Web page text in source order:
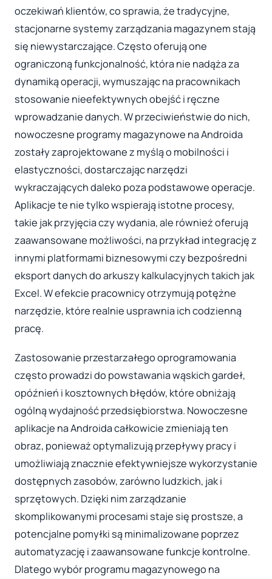
oczekiwań klientów, co sprawia, że tradycyjne,
stacjonarne systemy zarządzania magazynem stają
się niewystarczające. Często oferują one
ograniczoną funkcjonalność, która nie nadąża za
dynamiką operacji, wymuszając na pracownikach
stosowanie nieefektywnych obejść i ręczne
wprowadzanie danych. W przeciwieństwie do nich,
nowoczesne programy magazynowe na Androida
zostały zaprojektowane z myślą o mobilności i
elastyczności, dostarczając narzędzi
wykraczających daleko poza podstawowe operacje.
Aplikacje te nie tylko wspierają istotne procesy,
takie jak przyjęcia czy wydania, ale również oferują
zaawansowane możliwości, na przykład integrację z
innymi platformami biznesowymi czy bezpośredni
eksport danych do arkuszy kalkulacyjnych takich jak
Excel. W efekcie pracownicy otrzymują potężne
narzędzie, które realnie usprawnia ich codzienną
pracę.
Zastosowanie przestarzałego oprogramowania
często prowadzi do powstawania wąskich gardeł,
opóźnień i kosztownych błędów, które obniżają
ogólną wydajność przedsiębiorstwa. Nowoczesne
aplikacje na Androida całkowicie zmieniają ten
obraz, ponieważ optymalizują przepływy pracy i
umożliwiają znacznie efektywniejsze wykorzystanie
dostępnych zasobów, zarówno ludzkich, jak i
sprzętowych. Dzięki nim zarządzanie
skomplikowanymi procesami staje się prostsze, a
potencjalne pomyłki są minimalizowane poprzez
automatyzację i zaawansowane funkcje kontrolne.
Dlatego wybór programu magazynowego na